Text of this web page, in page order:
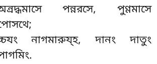
পন্নরসে, পুণ্ণমাসে
নাগমারুয্হ, দানং দাতুং